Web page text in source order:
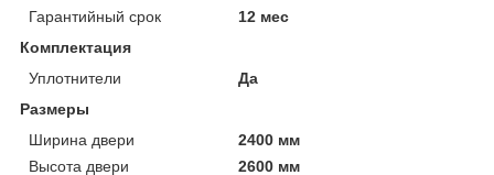
Гарантийный срок
12 мес
Комплектация
Уплотнители
Да
Размеры
Ширина двери
2400 мм
Высота двери
2600 мм